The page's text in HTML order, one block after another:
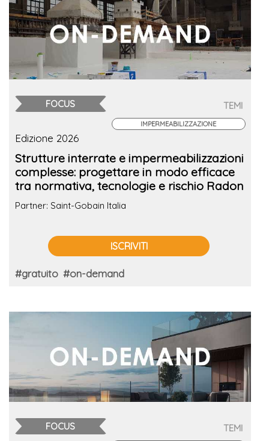
FOCUS TEMI
IMPERMEABILIZZAZIONE
Edizione 2026
Strutture interrate e impermeabilizzazioni
complesse: progettare in modo efficace
tra normativa, tecnologie e rischio Radon
Partner: Saint-Gobain Italia
ISCRIVITI
#gratuito #on-demand
FOCUS TEMI